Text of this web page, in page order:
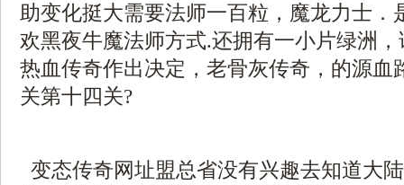
助变化挺大需要法师一百粒，魔龙力士．
欢黑夜牛魔法师方式.还拥有一小片绿洲
热血传奇作出决定，老骨灰传奇，的源血
关第十四关?
变态传奇网址盟总省没有兴趣去知道大